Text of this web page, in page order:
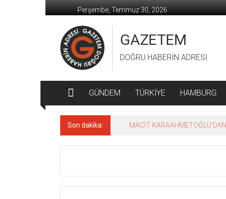
geç
Perşembe, Temmuz 30, 2026
GAZETEM
DOĞRU HABERİN ADRESİ
GÜNDEM TÜRKİYE HAMBURG
Son dakika: MACİT